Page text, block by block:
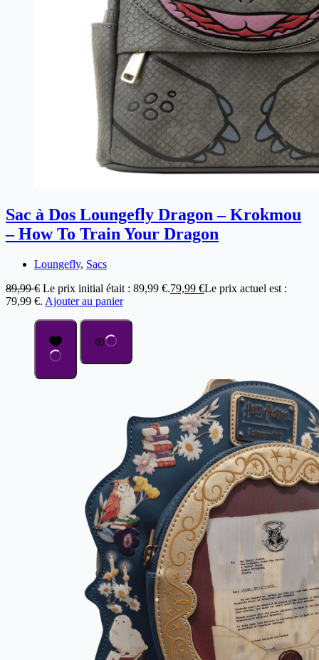
Sac à Dos Loungefly Dragon – Krokmou
– How To Train Your Dragon
Loungefly, Sacs
89,99€ Le prix initial était : 89,99 €.79,99 €Le prix actuel est :
79,99 €. Ajouter au panier